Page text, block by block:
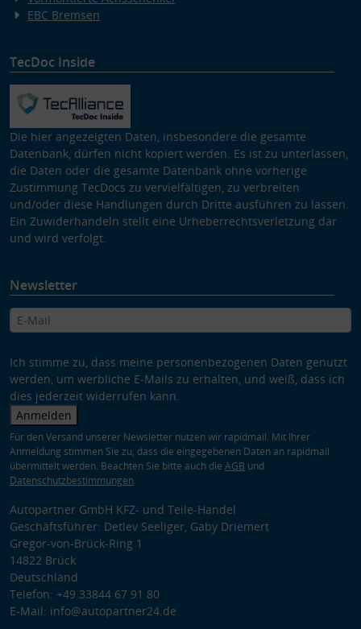
EBC Bremsen
TecDoc Inside
Die hier angezeigten Daten, insbesondere die gesamte
Datenbank, dürfen nicht kopiert werden. Es ist zu unterlassen,
die Daten oder die gesamte Datenbank ohne vorherige
Zustimmung TecDocs zu vervielfältigen, zu verbreiten
und/oder diese Handlungen durch Dritte ausführen zu lassen.
Ein Zuwiderhandeln stellt eine Urheberrechtsverletzung dar
und wird verfolgt.
Newsletter
Ich stimme zu, dass meine personenbezogenen Daten genutzt
werden, um werbliche E-Mails zu erhalten, und weiß, dass ich
dies jederzeit widerrufen kann.
Anmelden
Für den Versand unserer Newsletter nutzen wir rapidmail. Mit Ihrer
Anmeldung stimmen Sie zu, dass die eingegebenen Daten an rapidmail
übermittelt werden. Beachten Sie bitte auch die AGB und
Datenschutzbestimmungen.
Autopartner GmbH KFZ- und Teile-Handel
Geschäftsführer: Detlev Seeliger, Gaby Driemert
Gregor-von-Brück-Ring 1
14822 Brück
Deutschland
Telefon: +49 33844 67 91 80
E-Mail: info@autopartner24.de